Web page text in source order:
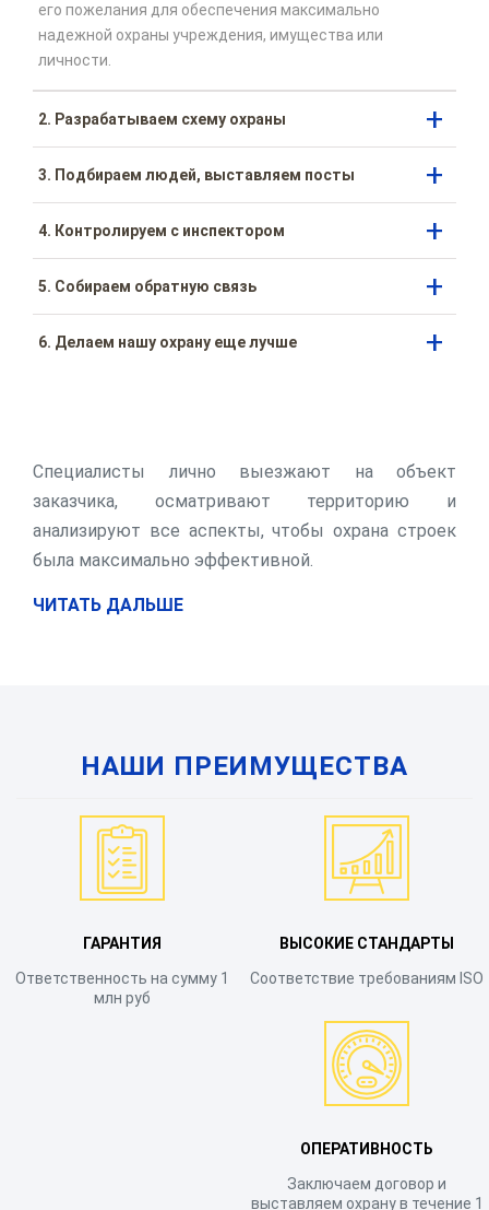
его пожелания для обеспечения максимально
надежной охраны учреждения, имущества или
личности.
2. Разрабатываем схему охраны
3. Подбираем людей, выставляем посты
4. Контролируем с инспектором
5. Собираем обратную связь
6. Делаем нашу охрану еще лучше
Специалисты лично выезжают на объект
заказчика, осматривают территорию и
анализируют все аспекты, чтобы охрана строек
была максимально эффективной.
ЧИТАТЬ ДАЛЬШЕ
НАШИ ПРЕИМУЩЕСТВА
ГАРАНТИЯ
Ответственность на сумму 1
млн руб
ВЫСОКИЕ СТАНДАРТЫ
Соответствие требованиям ISO
ОПЕРАТИВНОСТЬ
Заключаем договор и
выставляем охрану в течение 1